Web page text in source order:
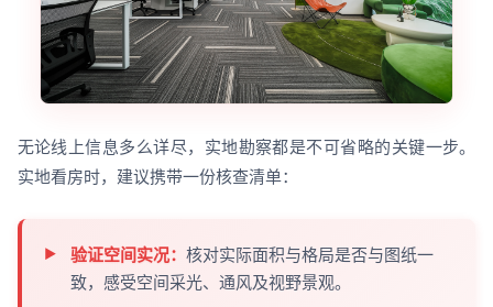
无论线上信息多么详尽，实地勘察都是不可省略的关键一步。
实地看房时，建议携带一份核查清单：
验证空间实况： 核对实际面积与格局是否与图纸一
致，感受空间采光、通风及视野景观。